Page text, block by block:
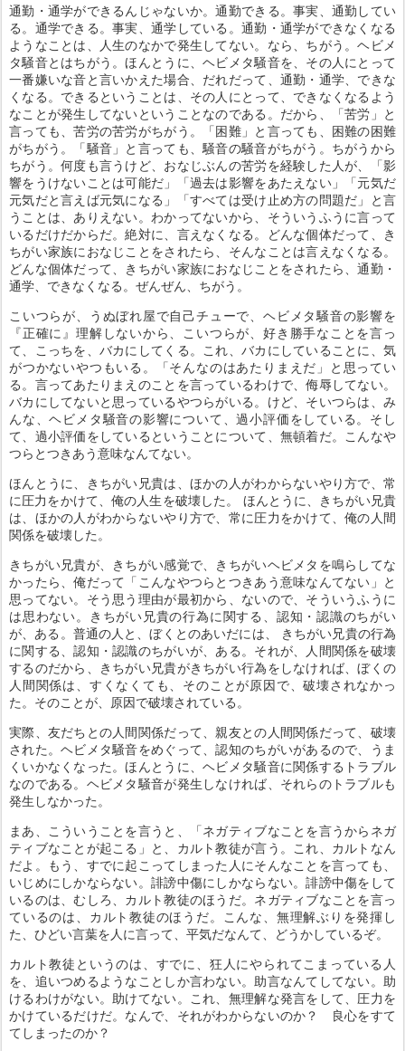
通勤・通学ができるんじゃないか。通勤できる。事実、通勤してい
る。通学できる。事実、通学している。通勤・通学ができなくなる
ようなことは、人生のなかで発生してない。なら、ちがう。ヘビメ
タ騒音とはちがう。ほんとうに、ヘビメタ騒音を、その人にとって
一番嫌いな音と言いかえた場合、だれだって、通勤・通学、できな
くなる。できるということは、その人にとって、できなくなるよう
なことが発生してないということなのである。だから、「苦労」と
言っても、苦労の苦労がちがう。「困難」と言っても、困難の困難
がちがう。「騒音」と言っても、騒音の騒音がちがう。ちがうから
ちがう。何度も言うけど、おなじぶんの苦労を経験した人が、「影
響をうけないことは可能だ」「過去は影響をあたえない」「元気だ
元気だと言えば元気になる」「すべては受け止め方の問題だ」と言
うことは、ありえない。わかってないから、そういうふうに言って
いるだけだからだ。絶対に、言えなくなる。どんな個体だって、き
ちがい家族におなじことをされたら、そんなことは言えなくなる。
どんな個体だって、きちがい家族におなじことをされたら、通勤・
通学、できなくなる。ぜんぜん、ちがう。
こいつらが、うぬぼれ屋で自己チューで、ヘビメタ騒音の影響を
『正確に』理解しないから、こいつらが、好き勝手なことを言っ
て、こっちを、バカにしてくる。これ、バカにしていることに、気
がつかないやつもいる。「そんなのはあたりまえだ」と思ってい
る。言ってあたりまえのことを言っているわけで、侮辱してない。
バカにしてないと思っているやつらがいる。けど、そいつらは、み
んな、ヘビメタ騒音の影響について、過小評価をしている。そし
て、過小評価をしているということについて、無頓着だ。こんなや
つらとつきあう意味なんてない。
ほんとうに、きちがい兄貴は、ほかの人がわからないやり方で、常
に圧力をかけて、俺の人生を破壊した。 ほんとうに、きちがい兄貴
は、ほかの人がわからないやり方で、常に圧力をかけて、俺の人間
関係を破壊した。
きちがい兄貴が、きちがい感覚で、きちがいヘビメタを鳴らしてな
かったら、俺だって「こんなやつらとつきあう意味なんてない」と
思ってない。そう思う理由が最初から、ないので、そういうふうに
は思わない。きちがい兄貴の行為に関する、認知・認識のちがい
が、ある。普通の人と、ぼくとのあいだには、 きちがい兄貴の行為
に関する、認知・認識のちがいが、ある。それが、人間関係を破壊
するのだから、きちがい兄貴がきちがい行為をしなければ、ぼくの
人間関係は、すくなくても、そのことが原因で、破壊されなかっ
た。そのことが、原因で破壊されている。
実際、友だちとの人間関係だって、親友との人間関係だって、破壊
された。ヘビメタ騒音をめぐって、認知のちがいがあるので、うま
くいかなくなった。ほんとうに、ヘビメタ騒音に関係するトラブル
なのである。ヘビメタ騒音が発生しなければ、それらのトラブルも
発生しなかった。
まあ、こういうことを言うと、「ネガティブなことを言うからネガ
ティブなことが起こる」と、カルト教徒が言う。これ、カルトなん
だよ。もう、すでに起こってしまった人にそんなことを言っても、
いじめにしかならない。誹謗中傷にしかならない。誹謗中傷をして
いるのは、むしろ、カルト教徒のほうだ。ネガティブなことを言っ
ているのは、カルト教徒のほうだ。こんな、無理解ぶりを発揮し
た、ひどい言葉を人に言って、平気だなんて、どうかしているぞ。
カルト教徒というのは、すでに、狂人にやられてこまっている人
を、追いつめるようなことしか言わない。助言なんてしてない。助
けるわけがない。助けてない。これ、無理解な発言をして、圧力を
かけているだけだ。なんで、それがわからないのか？ 良心をすて
てしまったのか？